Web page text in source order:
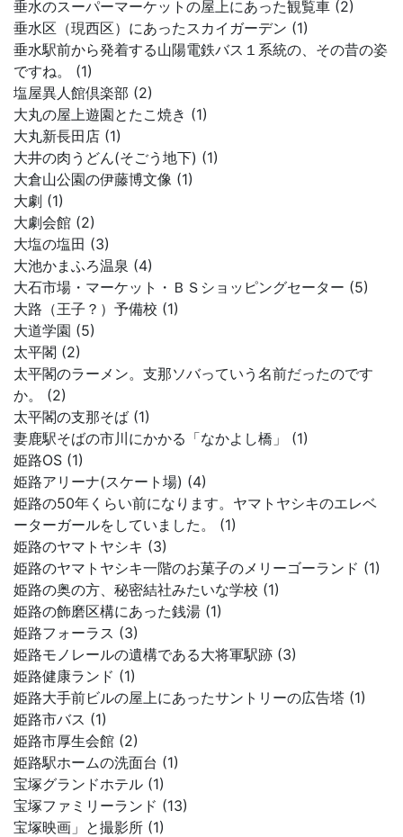
垂水のスーパーマーケットの屋上にあった観覧車 (2)
垂水区（現西区）にあったスカイガーデン (1)
垂水駅前から発着する山陽電鉄バス１系統の、その昔の姿
ですね。 (1)
塩屋異人館倶楽部 (2)
大丸の屋上遊園とたこ焼き (1)
大丸新長田店 (1)
大井の肉うどん(そごう地下) (1)
大倉山公園の伊藤博文像 (1)
大劇 (1)
大劇会館 (2)
大塩の塩田 (3)
大池かまふろ温泉 (4)
大石市場・マーケット・ＢＳショッピングセーター (5)
大路（王子？）予備校 (1)
大道学園 (5)
太平閣 (2)
太平閣のラーメン。支那ソバっていう名前だったのです
か。 (2)
太平閣の支那そば (1)
妻鹿駅そばの市川にかかる「なかよし橋」 (1)
姫路OS (1)
姫路アリーナ(スケート場) (4)
姫路の50年くらい前になります。ヤマトヤシキのエレベ
ーターガールをしていました。 (1)
姫路のヤマトヤシキ (3)
姫路のヤマトヤシキ一階のお菓子のメリーゴーランド (1)
姫路の奥の方、秘密結社みたいな学校 (1)
姫路の飾磨区構にあった銭湯 (1)
姫路フォーラス (3)
姫路モノレールの遺構である大将軍駅跡 (3)
姫路健康ランド (1)
姫路大手前ビルの屋上にあったサントリーの広告塔 (1)
姫路市バス (1)
姫路市厚生会館 (2)
姫路駅ホームの洗面台 (1)
宝塚グランドホテル (1)
宝塚ファミリーランド (13)
宝塚映画」と撮影所 (1)